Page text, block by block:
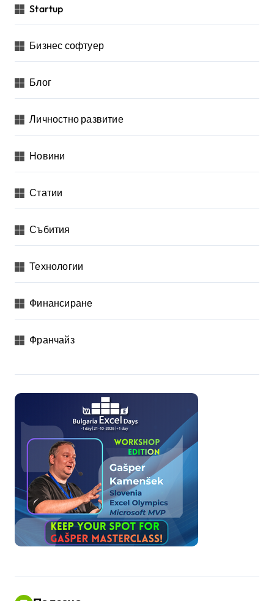
Startup
Бизнес софтуер
Блог
Личностно развитие
Новини
Статии
Събития
Технологии
Финансиране
Франчайз